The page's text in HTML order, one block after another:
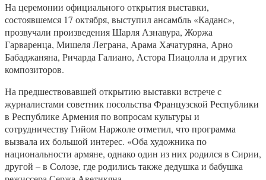
На церемонии официального открытия выставки,
состоявшемся 17 октября, выступил ансамбль «Каданс»,
прозвучали произведения Шарля Азнавура, Жоржа
Гарваренца, Мишеля Леграна, Арама Хачатуряна, Арно
Бабаджаняна, Ричарда Галиано, Астора Пиацолла и других
композиторов.
На предшествовавшей открытию выставки встрече с
журналистами советник посольства Французской Республики
в Республике Армения по вопросам культуры и
сотрудничеству Гийом Наржоле отметил, что программа
вызвала их большой интерес. «Оба художника по
национальности армяне, однако один из них родился в Сирии,
другой – в Солозе, где родились также дедушка и бабушка